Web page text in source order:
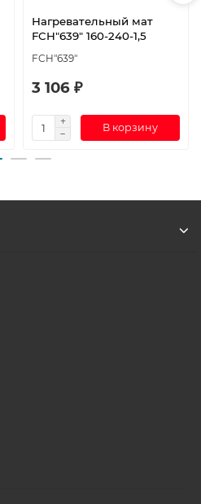
Нагревательный мат
FCH"639" 160-240-1,5
FCH"639"
3 106 ₽
В корзину